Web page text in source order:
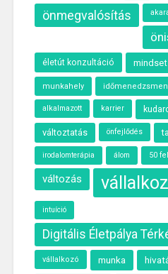
önmegvalósítás
életút konzultáció mindset
munkahely
alkalmazott karrier
változtatás önfejlődés
irodalomterápia álom 50
változás
intuíció
Digitális Életpálya
vállalkozó munka